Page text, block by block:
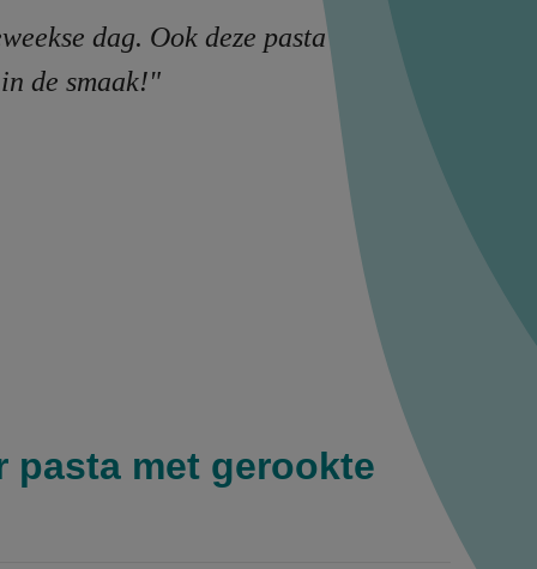
dag. Ook deze pasta
de smaak!"
pasta met gerookte